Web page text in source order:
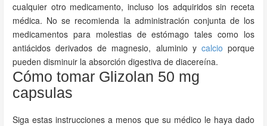
cualquier otro medicamento, incluso los adquiridos sin receta
médica. No se recomienda la administración conjunta de los
medicamentos para molestias de estómago tales como los
antiácidos derivados de magnesio, aluminio y calcio porque
pueden disminuir la absorción digestiva de diacereína.
Cómo tomar Glizolan 50 mg
capsulas
Siga estas instrucciones a menos que su médico le haya dado